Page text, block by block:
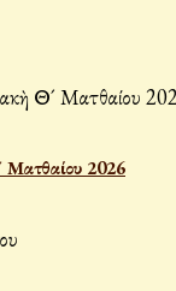
Ματθαίου 2026